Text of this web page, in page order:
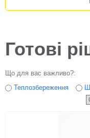
Готові
Що для вас важливо?:
Теплозбереження